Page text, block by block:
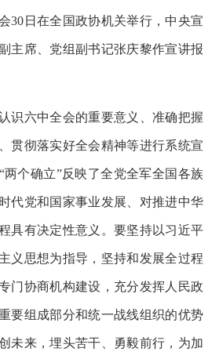
30日在全国政协机关举行，中央宣
主席、党组副书记张庆黎作宣讲报
六中全会的重要意义、准确把握
贯彻落实好全会精神等进行系统宣
个确立”反映了全党全军全国各族
代党和国家事业发展、对推进中华
具有决定性意义。要坚持以习近平
义思想为指导，坚持和发展全过程
门协商机构建设，充分发挥人民政
要组成部分和统一战线组织的优势
未来，埋头苦干、勇毅前行，为加